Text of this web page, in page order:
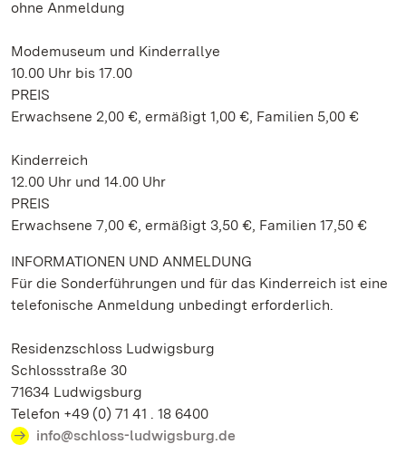
ohne Anmeldung
Modemuseum und Kinderrallye
10.00 Uhr bis 17.00
PREIS
Erwachsene 2,00 €, ermäßigt 1,00 €, Familien 5,00 €
Kinderreich
12.00 Uhr und 14.00 Uhr
PREIS
Erwachsene 7,00 €, ermäßigt 3,50 €, Familien 17,50 €
INFORMATIONEN UND ANMELDUNG
Für die Sonderführungen und für das Kinderreich ist eine
telefonische Anmeldung unbedingt erforderlich.
Residenzschloss Ludwigsburg
Schlossstraße 30
71634 Ludwigsburg
Telefon +49 (0) 71 41 . 18 6400
info@schloss-ludwigsburg.de